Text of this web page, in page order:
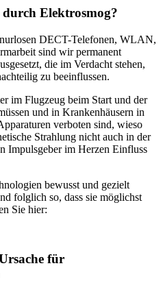
Elektrosmog?
DECT-Telefonen, WLAN,
sind wir permanent
die im Verdacht stehen,
zu beeinflussen.
im Flugzeug beim Start und der
und in Krankenhäusern in
verboten sind, wieso
Strahlung nicht auch in der
Impulsgeber im Herzen Einfluss
bewusst und gezielt
folglich so, dass sie möglichst
Sie hier:
für